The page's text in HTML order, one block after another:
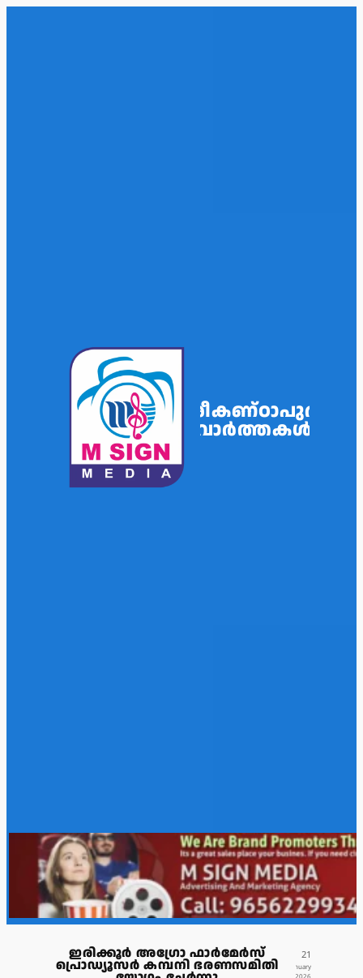
ശ്രീകണ്ഠാപുരം
വാർത്തകൾ
ഇരിക്കൂർ അഗ്രോ ഫാർമേർസ്
പ്രൊഡ്യൂസർ കമ്പനി ഭരണസമിതി
21
January